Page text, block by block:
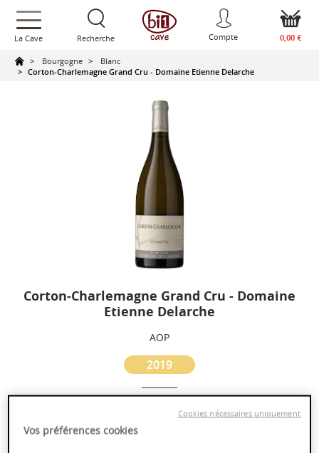
text.skipToContent
text.skipToNavigation
La Cave Recherche Compte 0,00 €
Bourgogne
Blanc
Corton-Charlemagne Grand Cru - Domaine Etienne Delarche
Corton-Charlemagne Grand Cru - Domaine
Etienne Delarche
AOP
2019
Puissant
Vos préférences cookies
Cookies nécessaires uniquement